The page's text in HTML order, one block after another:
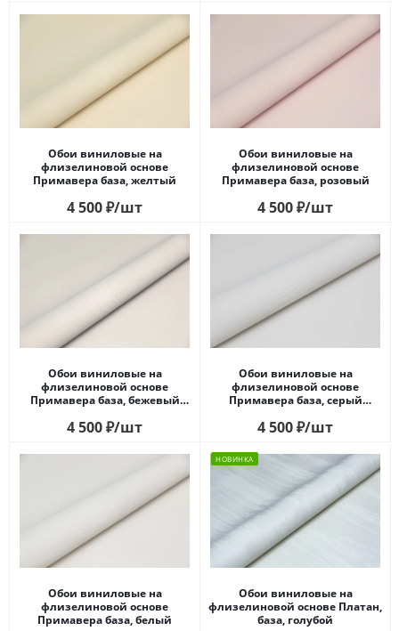
Обои виниловые на
флизелиновой основе
Примавера база, желтый
4 500₽/шт
Обои виниловые на
флизелиновой основе
Примавера база, розовый
4 500₽/шт
Обои виниловые на
флизелиновой основе
Примавера база, бежевый
4 500₽/шт
Обои виниловые на
флизелиновой основе
Примавера база, серый
4 500₽/шт
Обои виниловые на
флизелиновой основе
Примавера база, белый
НОВИНКА
Обои виниловые на
флизелиновой основе Платан,
база, голубой